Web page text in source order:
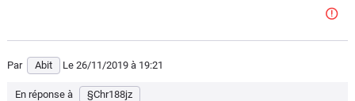
Par Abit Le 26/11/2019 à 19:21
En réponse à §Chr188jz